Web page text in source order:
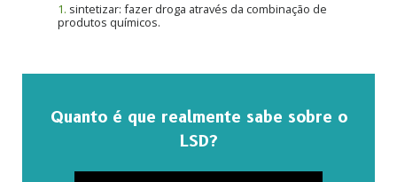
1. sintetizar: fazer droga através da combinação de
produtos químicos.
Quanto é que realmente sabe sobre o
LSD?